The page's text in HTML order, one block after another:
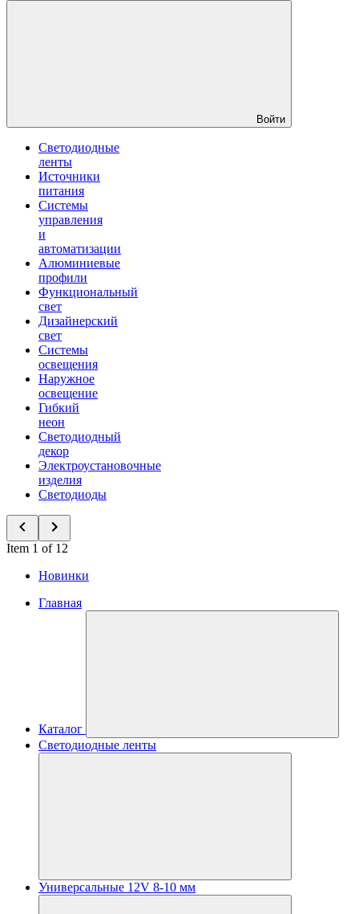
Войти
Светодиодные
ленты
Источники
питания
Системы
управления
и
автоматизации
Алюминиевые
профили
Функциональный
свет
Дизайнерский
свет
Системы
освещения
Наружное
освещение
Гибкий
неон
Светодиодный
декор
Электроустановочные
изделия
Светодиоды
Item 1 of 12
Новинки
Главная
Каталог
Светодиодные ленты
Универсальные 12V 8-10 мм